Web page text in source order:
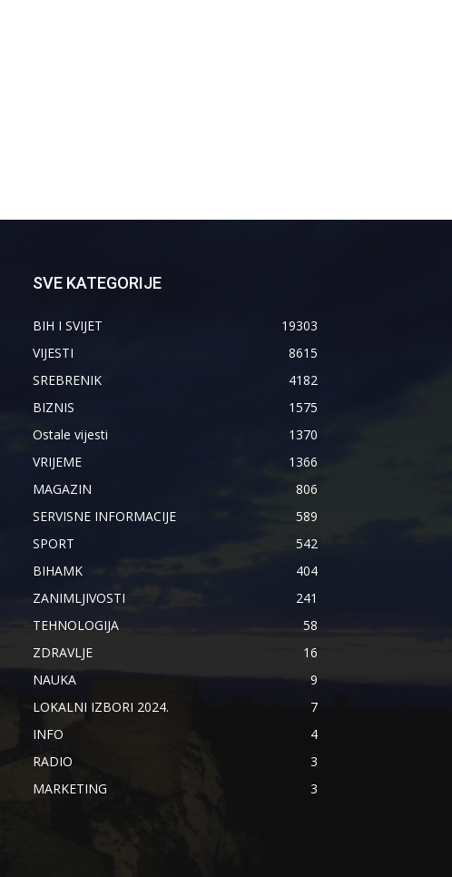
SVE KATEGORIJE
BIH I SVIJET
19303
VIJESTI
8615
SREBRENIK
4182
BIZNIS
1575
Ostale vijesti
1370
VRIJEME
1366
MAGAZIN
806
SERVISNE INFORMACIJE
589
SPORT
542
BIHAMK
404
ZANIMLJIVOSTI
241
TEHNOLOGIJA
58
ZDRAVLJE
16
NAUKA
9
LOKALNI IZBORI 2024.
7
INFO
4
RADIO
3
MARKETING
3